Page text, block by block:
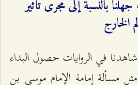
بالنسبة إلى مجرى تأثير
الخارج‌
شاهدنا في الروايات حصول البداء
مسألة إمامة الإمام موسى بن